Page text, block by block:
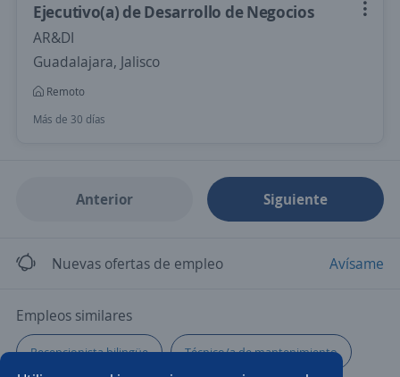
Ejecutivo(a) de Desarrollo de Negocios
AR&DI
Guadalajara, Jalisco
Remoto
Más de 30 días
Anterior Siguiente
Nuevas ofertas de empleo Avísame
Empleos similares
Recepcionista bilingüe Técnico/a de mantenimiento